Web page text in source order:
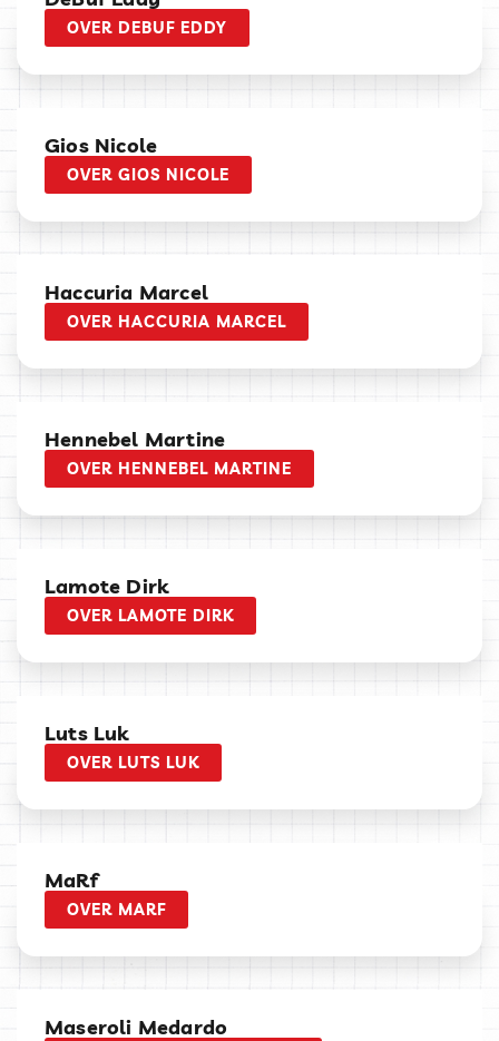
OVER DEBUF EDDY
Gios Nicole
OVER GIOS NICOLE
Haccuria Marcel
OVER HACCURIA MARCEL
Hennebel Martine
OVER HENNEBEL MARTINE
Lamote Dirk
OVER LAMOTE DIRK
Luts Luk
OVER LUTS LUK
MaRf
OVER MARF
Maseroli Medardo